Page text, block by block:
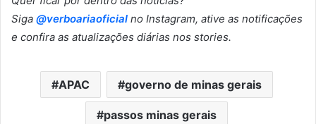
Siga @verboariaoficial no Instagram, ative as notificações
e confira as atualizações diárias nos stories.
APAC governo de minas gerais
passos minas gerais